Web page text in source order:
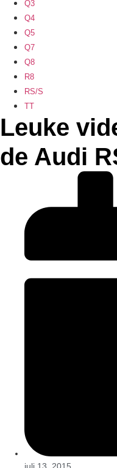
Q3
Q4
Q5
Q7
Q8
R8
RS/S
TT
Leuke
de Audi